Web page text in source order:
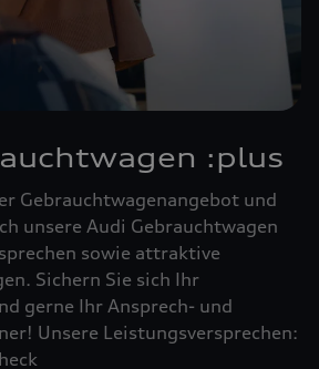
:plus
Gebrauchtwagenangebot und
unsere Audi Gebrauchtwagen
sowie attraktive
Sichern Sie sich Ihr
gerne Ihr Ansprech- und
Unsere Leistungsversprechen: